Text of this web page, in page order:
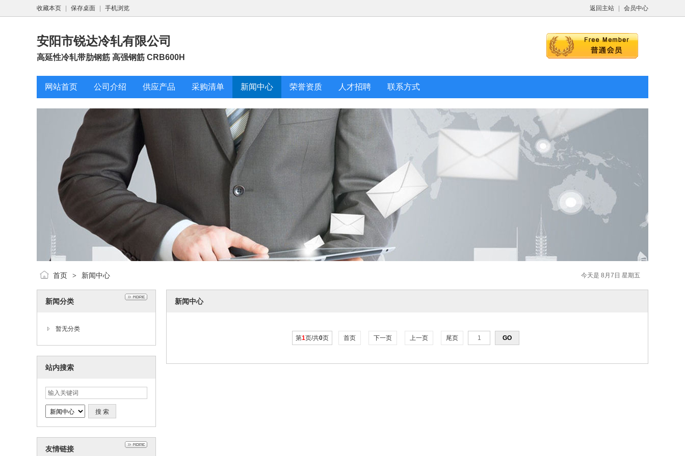
返回主站 会员中心
收藏本页 保存桌面 手机浏览
安阳市锐达冷轧有限公司
高延性冷轧带肋钢筋 高强钢筋 CRB600H
网站首页 公司介绍 供应产品 采购清单 新闻中心 荣誉资质 人才招聘 联系方式
今天是 8月7日 星期五
首页 > 新闻中心
新闻分类
暂无分类
站内搜索
友情链接
新闻中心
第1页/共0页 首页 下一页 上一页 尾页